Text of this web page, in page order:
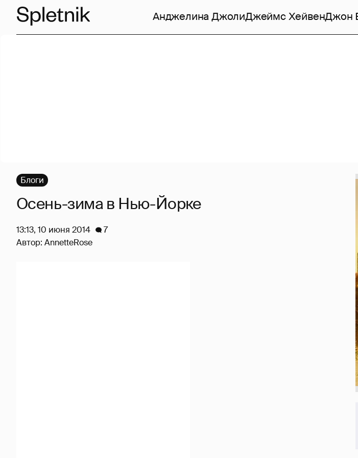
Анджелина ДжолиДжеймс ХейвенДжон
Блоги
Осень-зима в Нью-Йорке
13:13, 10 июня 2014
7
Автор: AnnetteRose